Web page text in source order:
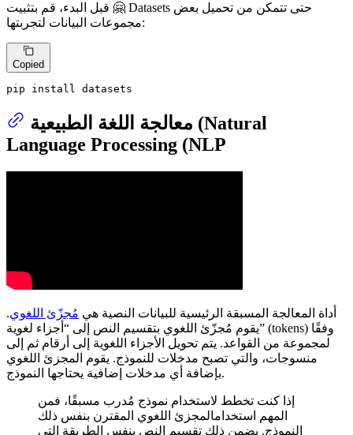
قبل البدء، قم بتثبيت 🤗 Datasets حتى تتمكن من تحميل بعض
مجموعات البيانات لتجربتها:
Copied
pip install datasets
معالجة اللغة الطبيعية (Natural
Language Processing (NLP
أداة المعالجة المسبقة الرئيسية للبيانات النصية هي مُجزّئ اللغوي.
يقوم مُجزّئ اللغوي بتقسيم النص إلى “أجزاء لغوية” (tokens) وفقًا
لمجموعة من القواعد. يتم تحويل الأجزاء اللغوية إلى أرقام ثم إلى
منسوجات، والتي تصبح مدخلات للنموذج. يقوم المجزئ اللغوي
بإضافة أي مدخلات إضافية يحتاجها النموذج.
إذا كنت تخطط لاستخدام نموذج مُدرب مسبقًا، فمن
المهم استخدامالمجزئ اللغوي المقترن بنفس ذلك
النموذج. يضمن ذلك تقسيم النص بنفس الطريقة التي